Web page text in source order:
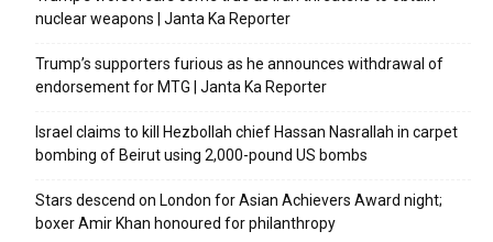
nuclear weapons | Janta Ka Reporter
Trump’s supporters furious as he announces withdrawal of
endorsement for MTG | Janta Ka Reporter
Israel claims to kill Hezbollah chief Hassan Nasrallah in carpet
bombing of Beirut using 2,000-pound US bombs
Stars descend on London for Asian Achievers Award night;
boxer Amir Khan honoured for philanthropy